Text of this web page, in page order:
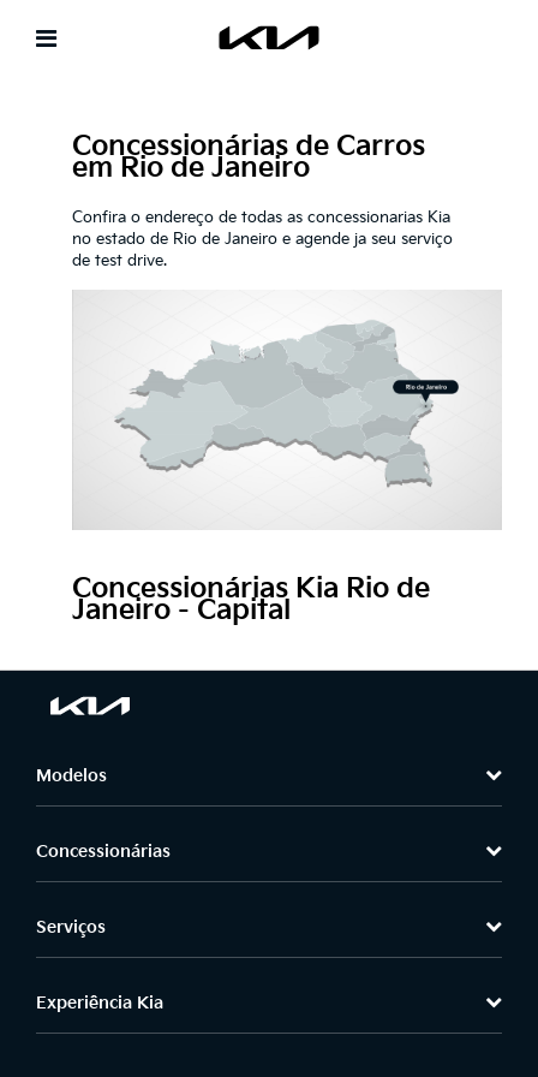
Concessionárias de Carros
em Rio de Janeiro
Confira o endereço de todas as concessionarias Kia
no estado de Rio de Janeiro e agende ja seu serviço
de test drive.
Concessionárias Kia Rio de
Janeiro - Capital
Modelos
Concessionárias
Serviços
Experiência Kia